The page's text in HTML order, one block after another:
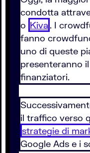
condotta
o Kiva . I
fanno
uno di queste
presenteranno
finanziatori.
il traffico verso
strategie di
Google Ads e i